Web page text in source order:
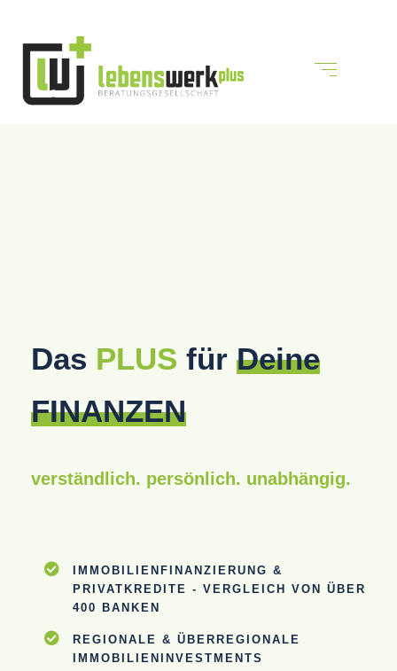
Das PLUS für Deine
FINANZEN
verständlich. persönlich. unabhängig.
IMMOBILIENFINANZIERUNG &
PRIVATKREDITE - VERGLEICH VON ÜBER
400 BANKEN
REGIONALE & ÜBERREGIONALE
IMMOBILIENINVESTMENTS